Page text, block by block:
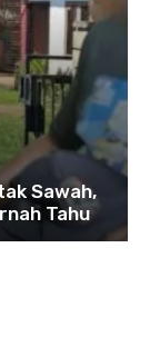
Sawah,
Tahu